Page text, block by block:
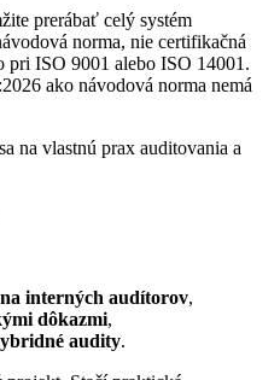
prerábať celý systém
norma, nie certifikačná
pri ISO 9001 alebo ISO 14001.
ako návodová norma nemá
na vlastnú prax auditovania a
interných audítorov,
dôkazmi,
audity.